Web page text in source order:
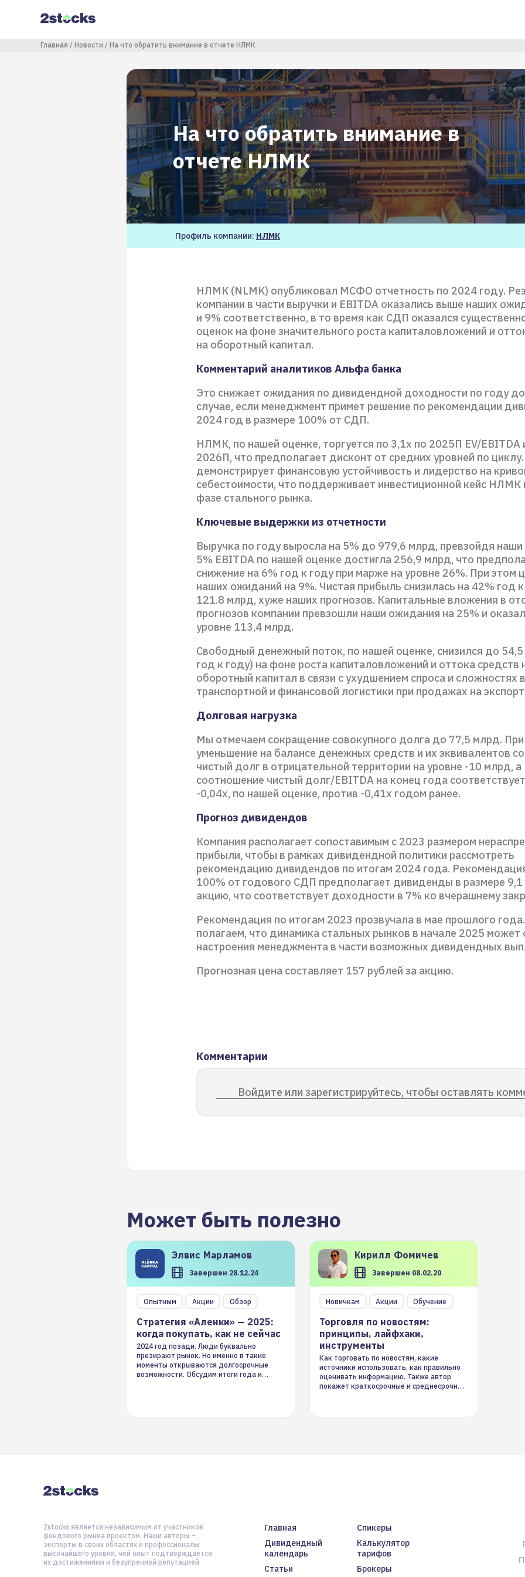
содержанию
Строка навигации
Главная Новости На что обратить внимание в отчете НЛМК
На что обратить внимание в
отчете НЛМК
Профиль компании: НЛМК
НЛМК (NLMK) опубликовал МСФО отчетность по 2024 году.
компании в части выручки и EBITDA оказались выше наших
и 9% соответственно, в то время как СДП оказался
оценок на фоне значительного роста капиталовложений и
на оборотный капитал.
Комментарий аналитиков Альфа банка
Это снижает ожидания по дивидендной доходности по году
случае, если менеджмент примет решение по рекомендации
2024 год в размере 100% от СДП.
НЛМК, по нашей оценке, торгуется по 3,1х по 2025П EV/EBITDA
2026П, что предполагает дисконт от средних уровней по
демонстрирует финансовую устойчивость и лидерство на
себестоимости, что поддерживает инвестиционной кейс НЛМК
фазе стального рынка.
Ключевые выдержки из отчетности
Выручка по году выросла на 5% до 979,6 млрд, превзойдя
5% EBITDA по нашей оценке достигла 256,9 млрд, что
снижение на 6% год к году при марже на уровне 26%. При этом
наших ожиданий на 9%. Чистая прибыль снизилась на 42% год
121.8 млрд, хуже наших прогнозов. Капитальные вложения в
прогнозов компании превзошли наши ожидания на 25% и
уровне 113,4 млрд.
Свободный денежный поток, по нашей оценке, снизился до
год к году) на фоне роста капиталовложений и оттока средств
оборотный капитал в связи с ухудшением спроса и сложностях
транспортной и финансовой логистики при продажах на
Долговая нагрузка
Мы отмечаем сокращение совокупного долга до 77,5 млрд.
уменьшение на балансе денежных средств и их эквивалентов
чистый долг в отрицательной территории на уровне -10 млрд, а
соотношение чистый долг/EBITDA на конец года
-0,04х, по нашей оценке, против -0,41х годом ранее.
Прогноз дивидендов
Компания располагает сопоставимым с 2023 размером
прибыли, чтобы в рамках дивидендной политики рассмотреть
рекомендацию дивидендов по итогам 2024 года.
100% от годового СДП предполагает дивиденды в размере 9,1
акцию, что соответствует доходности в 7% ко вчерашнему
Рекомендация по итогам 2023 прозвучала в мае прошлого
полагаем, что динамика стальных рынков в начале 2025 может
настроения менеджмента в части возможных дивидендных
Прогнозная цена составляет 157 рублей за акцию.
Комментарии
Войдите или зарегистрируйтесь, чтобы оставлять
Может быть полезно
Элвис Марламов
Завершен 28.12.24
Опытным Акции Обзор
Стратегия «Аленки» — 2025:
когда покупать, как не сейчас
2024 год позади. Люди буквально
презирают рынок. Но именно в такие
моменты открываются долгосрочные
возможности. Обсудим итоги года и
Кирилл Фомичев
Завершен 08.02.20
Новичкам Акции Обучение
Торговля по новостям:
принципы, лайфхаки,
инструменты
Как торговать по новостям, какие
источники использовать, как правильно
оценивать информацию. Также автор
покажет краткосрочные и среднесрочные
Главная
Спикеры
Дивидендный
календарь
Калькулятор
тарифов
Статьи
Брокеры
2stocks является независимым от участников
фондового рынка проектом. Наши авторы –
эксперты в своих областях и профессионалы
высочайшего уровня, чей опыт подтверждается
их достижениями и безупречной репутацией